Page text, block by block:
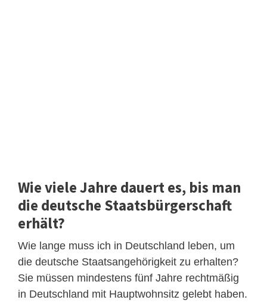
Wie viele Jahre dauert es, bis man
die deutsche Staatsbürgerschaft
erhält?
Wie lange muss ich in Deutschland leben, um
die deutsche Staatsangehörigkeit zu erhalten?
Sie müssen mindestens fünf Jahre rechtmäßig
in Deutschland mit Hauptwohnsitz gelebt haben.